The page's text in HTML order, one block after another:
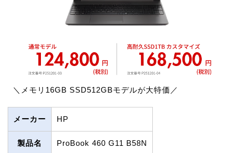
＼メモリ16GB SSD512GBモデルが大特価／
メーカー HP
製品名 ProBook 460 G11 B58N